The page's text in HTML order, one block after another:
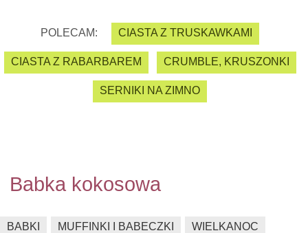
POLECAM: CIASTA Z TRUSKAWKAMI
CIASTA Z RABARBAREM CRUMBLE, KRUSZONKI
SERNIKI NA ZIMNO
Babka kokosowa
BABKI MUFFINKI I BABECZKI WIELKANOC